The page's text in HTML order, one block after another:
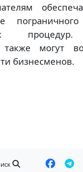
могут
бизнесменов.